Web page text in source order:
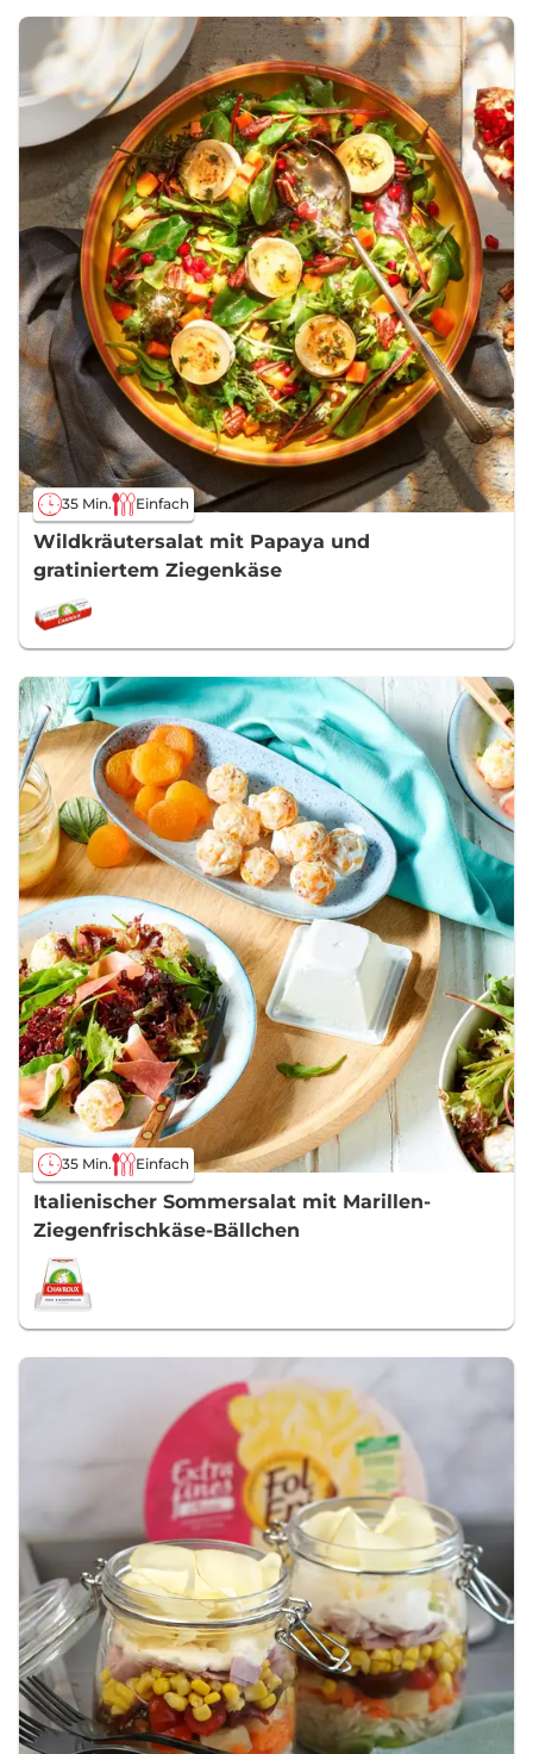
35 Min. Einfach
Wildkräutersalat mit Papaya und
gratiniertem Ziegenkäse
35 Min. Einfach
Italienischer Sommersalat mit Marillen-
Ziegenfrischkäse-Bällchen